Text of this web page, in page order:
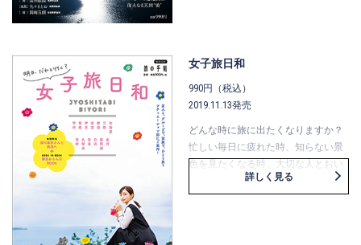
一生記憶に残る、保存版です。
女子旅日和
990円（税込）
2019.11.13発売
どんな時に旅に出たくなりますか？
忙しい毎日に疲れた時、知らない景
色を見たくなる時、大切な人とおい
しいものを食べたい時。
旅する動機はいろいろです。
詳しく見る